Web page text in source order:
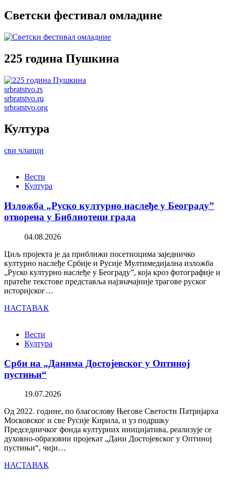
Светски фестивал омладине
225 година Пушкина
srbratstvo.rs
srbratstvo.ru
srbratstvo.org
Култура
сви чланци
Вести
Култура
Изложба „Руско културно наслеђе у Београду”
отворена у Библиотеци града
04.08.2026
Циљ пројекта је да приближи посетиоцима заједничко
културно наслеђе Србије и Русије Мултимедијална изложба
„Руско културно наслеђе у Београду”, која кроз фотографије и
пратеће текстове представља најзначајније трагове руског
историјског…
НАСТАВАК
Вести
Култура
Срби на „Данима Достојевског у Оптиној
пустињи“
19.07.2026
Од 2022. године, по благослову Његове Светости Патријарха
Московског и све Русије Кирила, и уз подршку
Председничког фонда културних иницијатива, реализује се
духовно-образовни пројекат „Дани Достојевског у Оптиној
пустињи“, чији…
НАСТАВАК